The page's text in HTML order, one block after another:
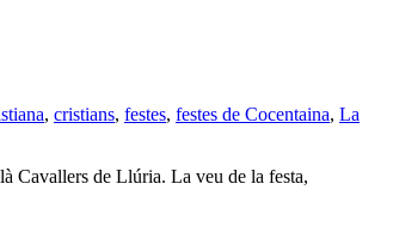
, cristians, festes, festes de Cocentaina, La
Cavallers de Llúria. La veu de la festa,